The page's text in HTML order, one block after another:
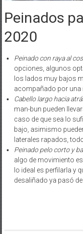
Peinados
2020
Peinado con raya al
opciones, algunos
los lados muy bajos
acompañado por una
Cabello largo hacia
man-bun pueden
caso de que sea lo
bajo, asimismo
laterales rapados,
Peinado pelo corto y
algo de movimiento
lo ideal es perfilarla y
desaliñado ya pasó